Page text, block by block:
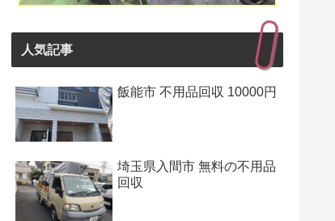
人気記事
飯能市 不用品回収 10000円
埼玉県入間市 無料の不用品
回収